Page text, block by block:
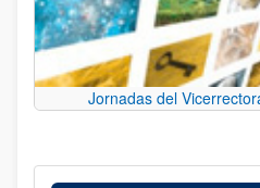
Jornadas del